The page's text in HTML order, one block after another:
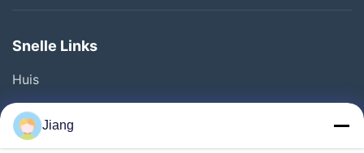
Snelle Links
Huis
Producten
Video's
Jiang